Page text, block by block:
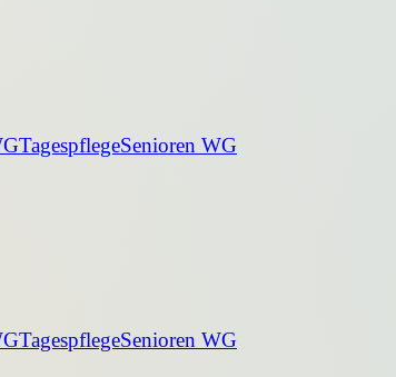
TagespflegeSenioren WG
TagespflegeSenioren WG